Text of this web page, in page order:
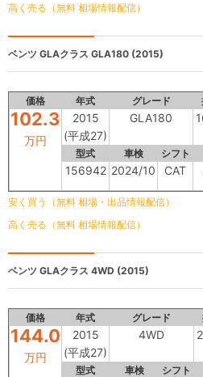
高く売る（無料 相場情報配信）
ベンツ GLAクラス GLA180 (2015)
価格 年式 グレード
102.3
万円
2015
(平成27)
GLA180
型式 車検 シフト
156942 2024/10 CAT
安く買う（無料 相場・出品情報配信）
高く売る（無料 相場情報配信）
ベンツ GLAクラス 4WD (2015)
価格 年式 グレード
144.0
万円
2015
(平成27)
4WD
型式 車検 シフト